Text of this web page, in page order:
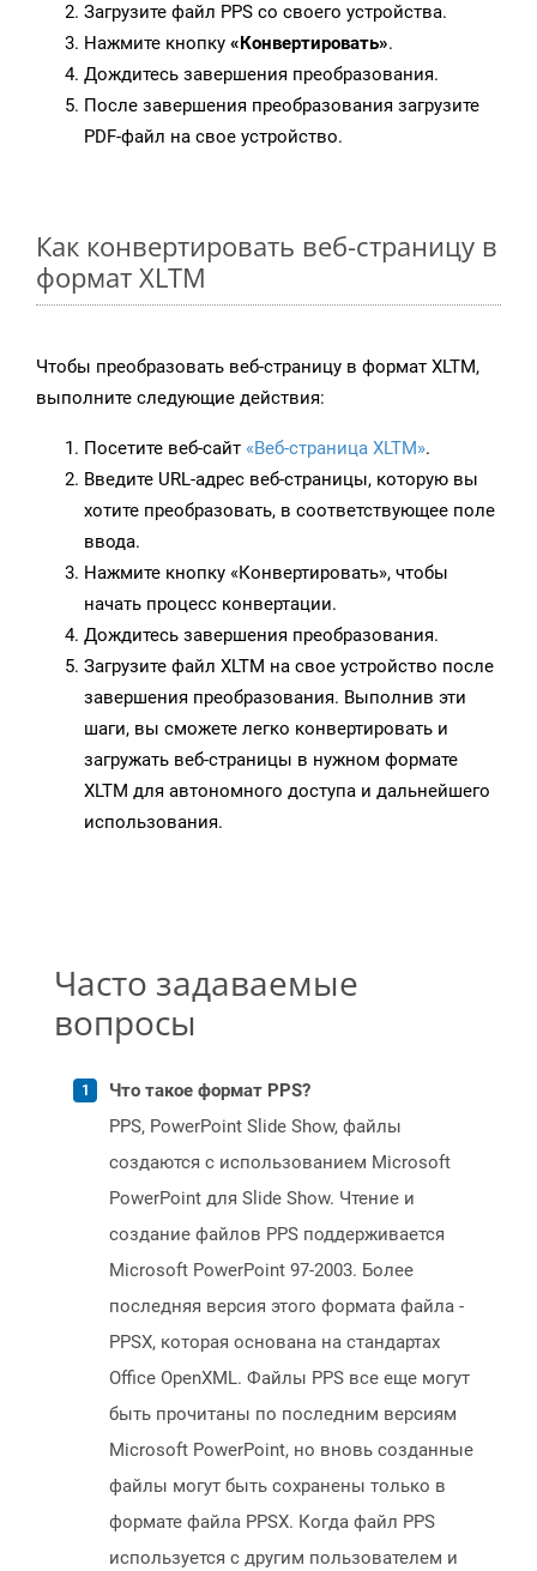
Загрузите файл PPS со своего устройства.
Нажмите кнопку «Конвертировать».
Дождитесь завершения преобразования.
После завершения преобразования загрузите
PDF-файл на свое устройство.
Как конвертировать веб-страницу в
формат XLTM
Чтобы преобразовать веб-страницу в формат XLTM,
выполните следующие действия:
Посетите веб-сайт «Веб-страница XLTM».
Введите URL-адрес веб-страницы, которую вы
хотите преобразовать, в соответствующее поле
ввода.
Нажмите кнопку «Конвертировать», чтобы
начать процесс конвертации.
Дождитесь завершения преобразования.
Загрузите файл XLTM на свое устройство после
завершения преобразования. Выполнив эти
шаги, вы сможете легко конвертировать и
загружать веб-страницы в нужном формате
XLTM для автономного доступа и дальнейшего
использования.
Часто задаваемые
вопросы
Что такое формат PPS?
PPS, PowerPoint Slide Show, файлы
создаются с использованием Microsoft
PowerPoint для Slide Show. Чтение и
создание файлов PPS поддерживается
Microsoft PowerPoint 97-2003. Более
последняя версия этого формата файла -
PPSX, которая основана на стандартах
Office OpenXML. Файлы PPS все еще могут
быть прочитаны по последним версиям
Microsoft PowerPoint, но вновь созданные
файлы могут быть сохранены только в
формате файла PPSX. Когда файл PPS
используется с другим пользователем и